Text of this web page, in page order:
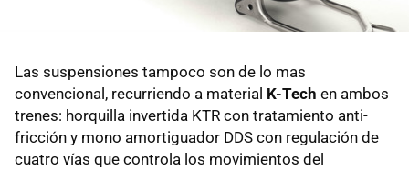
Las suspensiones tampoco son de lo mas
convencional, recurriendo a material K-Tech en ambos
trenes: horquilla invertida KTR con tratamiento anti-
fricción y mono amortiguador DDS con regulación de
cuatro vías que controla los movimientos del